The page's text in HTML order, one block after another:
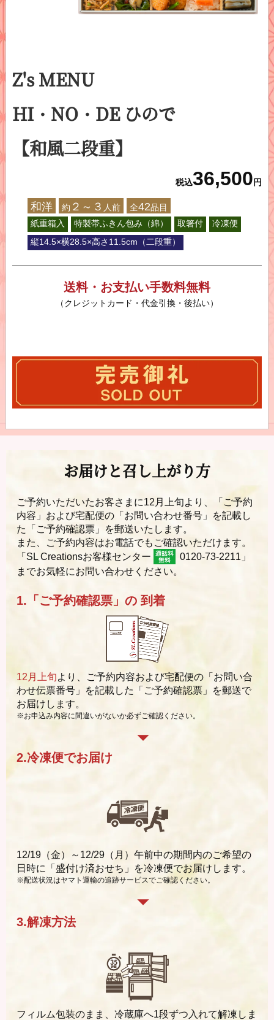
Z's MENU
HI・NO・DE ひので
【和風二段重】
税込36,500 円
和洋 約 ２～３ 人前 全42品目
紙重箱入
特製帯ふきん包み（綿） 取箸付
冷凍便
縦14.5×横28.5×高さ11.5cm（二段重）
送料・お支払い手数料無料
（クレジットカード・代金引換・後払い）
お届けと召し上がり方
ご予約いただいたお客さまに12月上旬より、「ご予約
内容」および宅配便の「お問い合わせ番号」を記載し
た「ご予約確認票」を郵送いたします。
また、ご予約内容はお電話でもご確認いただけます。
「SL Creationsお客様センター
0120-73-2211」
までお気軽にお問い合わせください。
1.「ご予約確認票」の 到着
12月上旬より、ご予約内容および宅配便の「お問い合
わせ伝票番号」を記載した「ご予約確認票」を郵送で
お届けします。
※お申込み内容に間違いがないか必ずご確認ください。
2.冷凍便でお届け
12/19（金）～12/29（月）午前中の期間内のご希望の
日時に「盛付け済おせち」を冷凍便でお届けします。
※配送状況はヤマト運輸の追跡サービスでご確認ください。
3.解凍方法
フィルム包装のまま、冷蔵庫へ1段ずつ入れて解凍しま